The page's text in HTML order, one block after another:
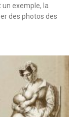
exemple, la
des photos des